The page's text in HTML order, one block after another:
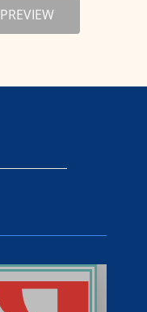
PREVIEW